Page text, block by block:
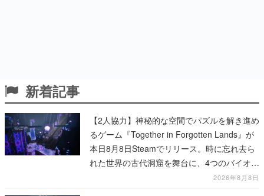
新着記事
【2人協力】神秘的な空間でパズルを解き進め
るゲーム『Together in Forgotten Lands』が
本日8月8日Steamでリリース。時に忘れ去ら
れた世界の古代洞窟を舞台に、4つのバイオー
2026年8月8日